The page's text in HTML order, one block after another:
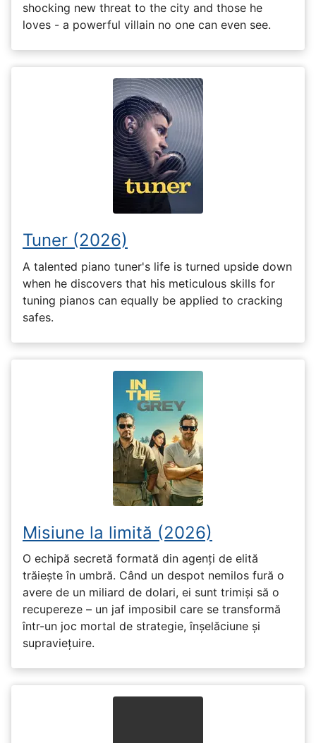
shocking new threat to the city and those he
loves - a powerful villain no one can even see.
Tuner (2026)
A talented piano tuner's life is turned upside down
when he discovers that his meticulous skills for
tuning pianos can equally be applied to cracking
safes.
Misiune la limită (2026)
O echipă secretă formată din agenți de elită
trăiește în umbră. Când un despot nemilos fură o
avere de un miliard de dolari, ei sunt trimiși să o
recupereze – un jaf imposibil care se transformă
într-un joc mortal de strategie, înșelăciune și
supraviețuire.